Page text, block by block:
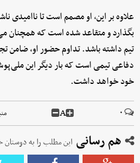
علاوه بر این، او مصمم است تا
بگذارد و متقاعد شده است که همچنان
تیم داشته باشد. تداوم حضور او، ضامن
دفاعی تیمی است که بار دیگر این
خود خواهد داشت.
۰ A
هم رسانی این مطلب را به دوستان